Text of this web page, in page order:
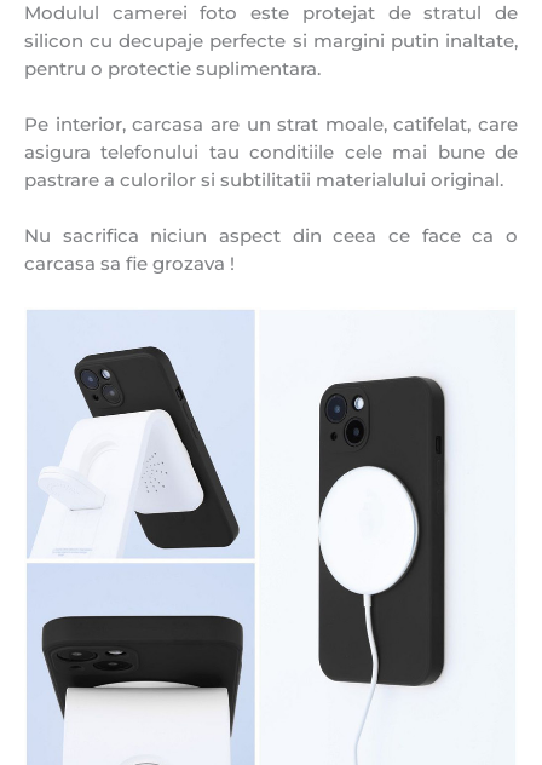
Modulul camerei foto este protejat de stratul de
silicon cu decupaje perfecte si margini putin inaltate,
pentru o protectie suplimentara.
Pe interior, carcasa are un strat moale, catifelat, care
asigura telefonului tau conditiile cele mai bune de
pastrare a culorilor si subtilitatii materialului original.
Nu sacrifica niciun aspect din ceea ce face ca o
carcasa sa fie grozava !